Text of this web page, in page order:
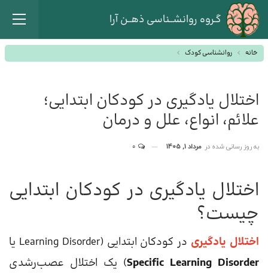
گـروه روانشــناسی ذهــن آرا
خانه روانشناسی کودک
اختلال یادگیری در کودکان ابتدایی؛
علائم، انواع، علل و درمان
به روز رسانی شده در مرداد 1, 1405
اختلال یادگیری در کودکان ابتدایی
چیست؟
اختلال یادگیری در کودکان ابتدایی (Learning Disorder یا
Specific Learning Disorder) یک اختلال عصب‌رشدی